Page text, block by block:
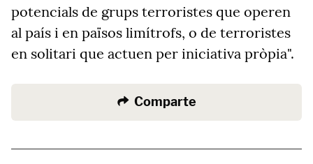
potencials de grups terroristes que operen
al país i en països limítrofs, o de terroristes
en solitari que actuen per iniciativa pròpia".
Comparte